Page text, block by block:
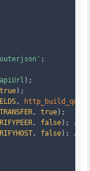
;
) ;
true) ;
,
http_build_query
, true) ;
, false) ;
// 忽
, false) ;
// 忽